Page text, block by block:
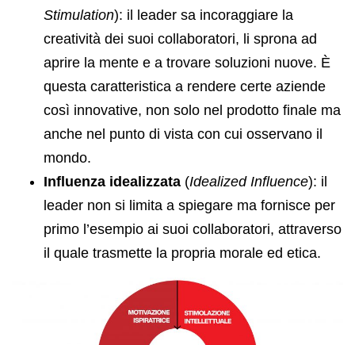
Stimulation): il leader sa incoraggiare la
creatività dei suoi collaboratori, li sprona ad
aprire la mente e a trovare soluzioni nuove. È
questa caratteristica a rendere certe aziende
così innovative, non solo nel prodotto finale ma
anche nel punto di vista con cui osservano il
mondo.
Influenza idealizzata (Idealized Influence): il
leader non si limita a spiegare ma fornisce per
primo l’esempio ai suoi collaboratori, attraverso
il quale trasmette la propria morale ed etica.